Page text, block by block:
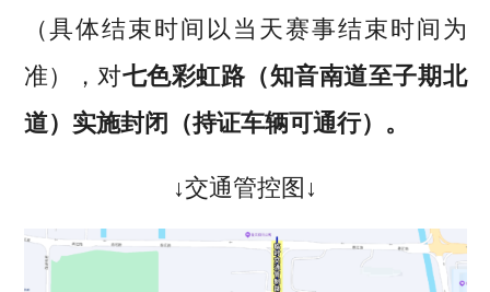
（具体结束时间以当天赛事结束时间为
准），对七色彩虹路（知音南道至子期北
道） 实施封闭（持证车辆可通行）。
↓交通管控图↓